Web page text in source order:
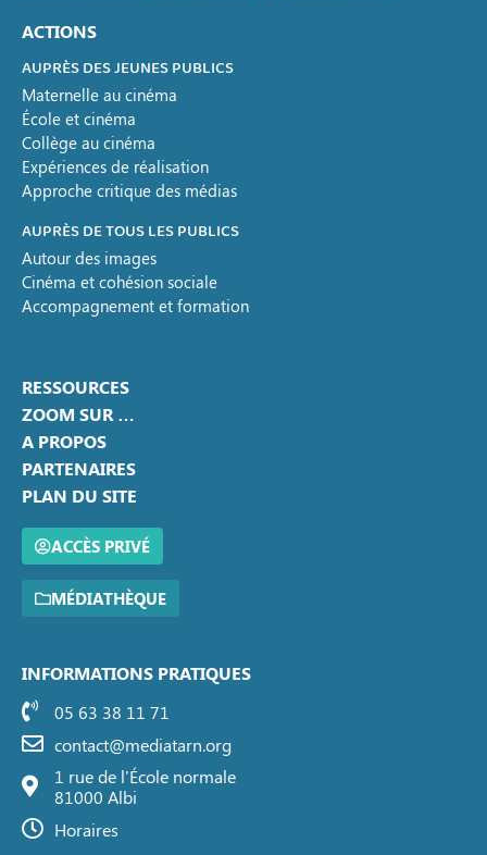
ACTIONS
AUPRÈS DES JEUNES PUBLICS
Maternelle au cinéma
École et cinéma
Collège au cinéma
Expériences de réalisation
Approche critique des médias
AUPRÈS DE TOUS LES PUBLICS
Autour des images
Cinéma et cohésion sociale
Accompagnement et formation
RESSOURCES
ZOOM SUR …
A PROPOS
PARTENAIRES
PLAN DU SITE
ACCÈS PRIVÉ
MÉDIATHÈQUE
INFORMATIONS PRATIQUES
05 63 38 11 71
contact@mediatarn.org
1 rue de l'École normale
81000 Albi
Horaires